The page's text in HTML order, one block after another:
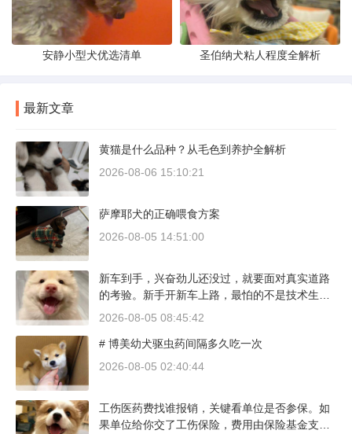
安静小型犬优选清单 圣伯纳犬粘人程度全解析
最新文章
黄猫是什么品种？从毛色到养护全解析
2026-08-06 15:10:21
萨摩耶犬的正确喂食方案
2026-08-05 14:51:00
新车到手，兴奋劲儿还没过，就要面对真实道路
的考验。新手开新车上路，最怕的不是技术生
疏，而是对车况和路况的双重陌生。磨合期内，
不超过100公里，这不是老司机的保守，而是活
塞和气缸壁需要时间完成精细贴合。多数车型说
2026-08-05 08:45:42
# 博美幼犬驱虫药间隔多久吃一次
2026-08-05 02:40:44
工伤医药费找谁报销，关键看单位是否参保。如
果单位给你交了工伤保险，费用由保险基金支